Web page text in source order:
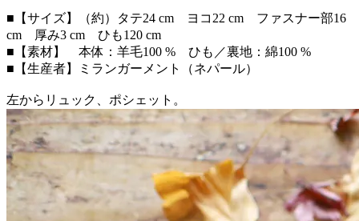
■【サイズ】（約）タテ24 cm ヨコ22 cm ファスナー部16
cm 厚み3 cm ひも120 cm
■【素材】 本体：羊毛100 % ひも／裏地：綿100 %
■【生産者】ミランガーメント（ネパール）
左からリュック、ポシェット。